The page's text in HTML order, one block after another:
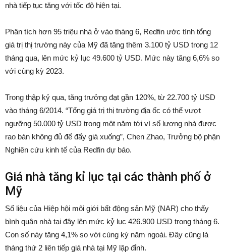
nhà tiếp tục tăng với tốc độ hiện tại.
Phân tích hơn 95 triệu nhà ở vào tháng 6, Redfin ước tính tổng
giá trị thị trường này của Mỹ đã tăng thêm 3.100 tỷ USD trong 12
tháng qua, lên mức kỷ lục 49.600 tỷ USD. Mức này tăng 6,6% so
với cùng kỳ 2023.
Trong thập kỷ qua, tăng trưởng đạt gần 120%, từ 22.700 tỷ USD
vào tháng 6/2014. “Tổng giá trị thị trường địa ốc có thể vượt
ngưỡng 50.000 tỷ USD trong một năm tới vì số lượng nhà được
rao bán không đủ để đẩy giá xuống”, Chen Zhao, Trưởng bộ phận
Nghiên cứu kinh tế của Redfin dự báo.
Giá nhà tăng kỉ lục tại các thành phố ở
Mỹ
Số liệu của Hiệp hội môi giới bất động sản Mỹ (NAR) cho thấy
bình quân nhà tại đây lên mức kỷ lục 426.900 USD trong tháng 6.
Con số này tăng 4,1% so với cùng kỳ năm ngoái. Đây cũng là
tháng thứ 2 liên tiếp giá nhà tại Mỹ lập đỉnh.